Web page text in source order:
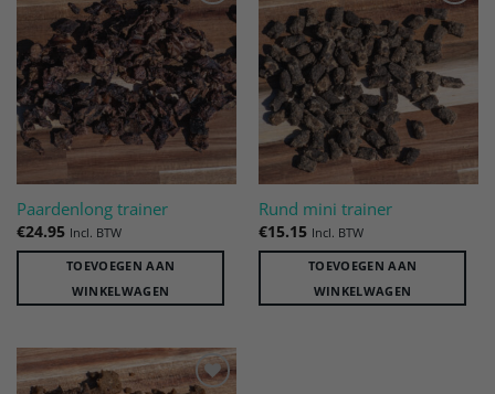
Toevoegen
aan
verlanglijst
Paardenlong trainer
€24.95 Incl. BTW
TOEVOEGEN AAN
WINKELWAGEN
Toevoegen
aan
verlanglijst
Rund mini trainer
€15.15 Incl. BTW
TOEVOEGEN AAN
WINKELWAGEN